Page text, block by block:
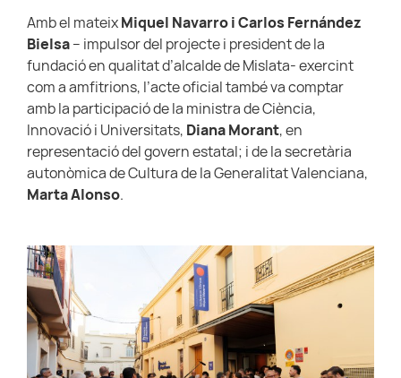
Amb el mateixMiquel Navarro i Carlos Fernández
Bielsa– impulsor del projecte i president de la
fundació en qualitat d’alcalde de Mislata- exercint
com a amfitrions, l’acte oficial també va comptar
amb la participació de la ministra de Ciència,
Innovació i Universitats, Diana Morant, en
representació del govern estatal; i de la secretària
autonòmica de Cultura de la Generalitat Valenciana,
Marta Alonso.